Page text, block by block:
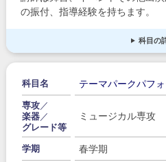
の振付、指導経験を持ちます。
科目の
科目名 テーマパークパフ
専攻／
楽器／
グレード等
ミュージカル専攻
学期 春学期